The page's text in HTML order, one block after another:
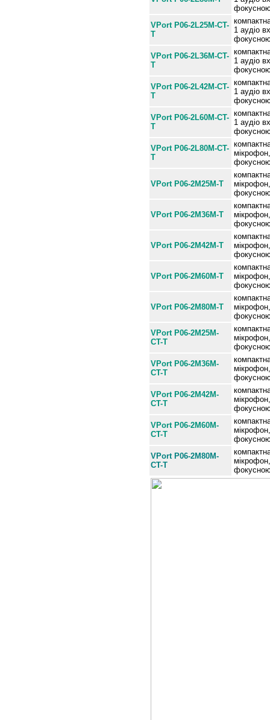
VPort P06-2L25M-CT-
T
1 аудіо
VPort P06-2L36M-CT-
T
1 аудіо
VPort P06-2L42M-CT-
T
1 аудіо
VPort P06-2L60M-CT-
T
1 аудіо
VPort P06-2L80M-CT-
T
VPort P06-2M25M-T
VPort P06-2M36M-T
VPort P06-2M42M-T
VPort P06-2M60M-T
VPort P06-2M80M-T
VPort P06-2M25M-
CT-T
VPort P06-2M36M-
CT-T
VPort P06-2M42M-
CT-T
VPort P06-2M60M-
CT-T
VPort P06-2M80M-
CT-T